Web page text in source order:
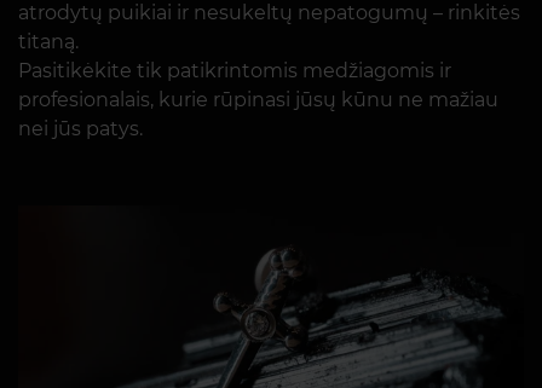
atrodytų puikiai ir nesukeltų nepatogumų – rinkitės
titaną.
Pasitikėkite tik patikrintomis medžiagomis ir
profesionalais, kurie rūpinasi jūsų kūnu ne mažiau
nei jūs patys.